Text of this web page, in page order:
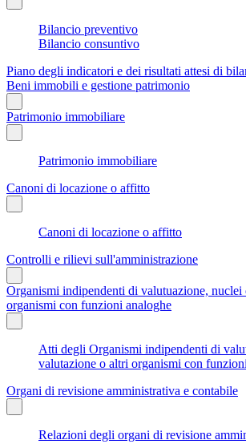
Bilancio preventivo
Bilancio consuntivo
Piano degli indicatori e dei risultati attesi di
Beni immobili e gestione patrimonio
Patrimonio immobiliare
Patrimonio immobiliare
Canoni di locazione o affitto
Canoni di locazione o affitto
Controlli e rilievi sull'amministrazione
Organismi indipendenti di valutuazione,
organismi con funzioni analoghe
Atti degli Organismi indipendenti di
valutazione o altri organismi con
Organi di revisione amministrativa e contabile
Relazioni degli organi di revisione